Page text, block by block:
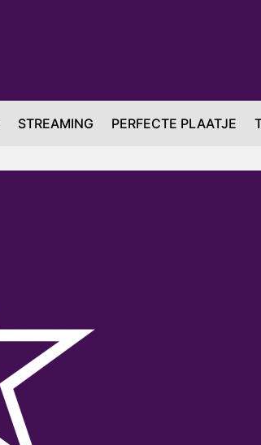
STREAMING PERFECTE PLAATJE